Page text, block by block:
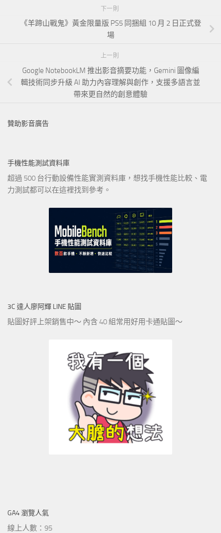
下一則
《羊蹄山戰鬼》黃金限量版 PS5 同捆組 10 月 2 日正式登
場
上一則
Google NotebookLM 推出影音摘要功能，Gemini 圖像編
輯技術同步升級 AI 助力內容理解與創作，支援多語言並
帶來更自然的創意體驗
贊助影音廣告
手機性能測試資料庫
超過 500 台行動設備性能實測資料庫，想找手機性能比較、電
力測試都可以在這裡找到參考。
3C 達人廖阿輝 LINE 貼圖
貼圖好評上架銷售中～ 內含 40 組常用好用卡通貼圖～
GA4 瀏覽人氣
線上人數：95